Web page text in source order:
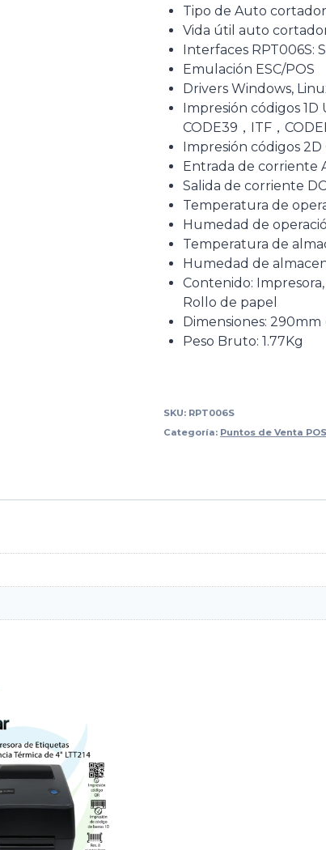
Tipo de Auto
Vida útil auto
Interfaces RPT006S:
Emulación ESC/POS
Drivers Windows,
Impresión códigos 1D
CODE39，ITF，
Impresión códigos 2D
Entrada de corriente
Salida de corriente DC
Temperatura de
Humedad de
Temperatura de
Humedad de
Contenido:
Rollo de papel
Dimensiones: 290mm
Peso Bruto: 1.77Kg
SKU: RPT006S
Categoría: Puntos de Venta